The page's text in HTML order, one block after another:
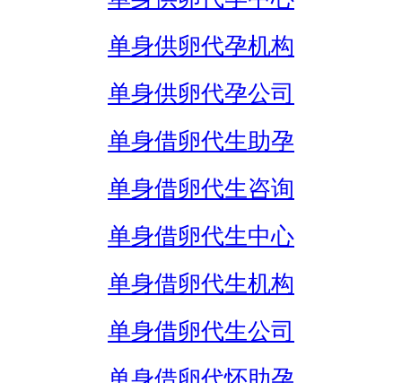
单身供卵代孕机构
单身供卵代孕公司
单身借卵代生助孕
单身借卵代生咨询
单身借卵代生中心
单身借卵代生机构
单身借卵代生公司